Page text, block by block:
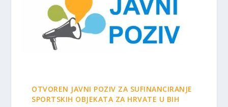
OTVOREN JAVNI POZIV ZA SUFINANCIRANJE
SPORTSKIH OBJEKATA ZA HRVATE U BIH